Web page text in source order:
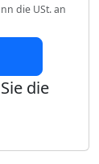
die USt. an
die